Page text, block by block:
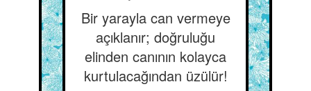
Bir yarayla can vermeye
açıklanır; doğruluğu
elinden canının kolayca
kurtulacağından üzülür!